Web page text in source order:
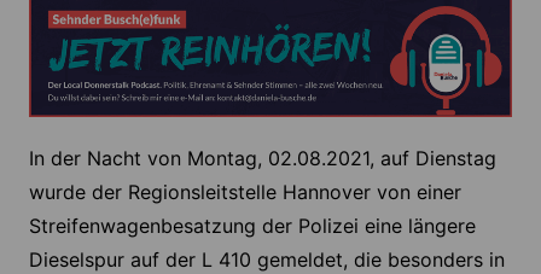
In der Nacht von Montag, 02.08.2021, auf Dienstag
wurde der Regionsleitstelle Hannover von einer
Streifenwagenbesatzung der Polizei eine längere
Dieselspur auf der L 410 gemeldet, die besonders in